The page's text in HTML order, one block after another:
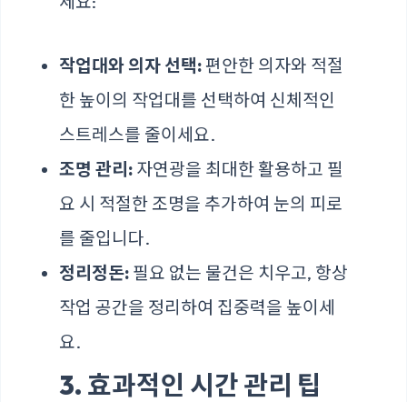
작업대와 의자 선택:편안한 의자와 적절
한 높이의 작업대를 선택하여 신체적인
스트레스를 줄이세요.
조명 관리: 자연광을 최대한 활용하고 필
요 시 적절한 조명을 추가하여 눈의 피로
를 줄입니다.
정리정돈: 필요 없는 물건은 치우고, 항상
작업 공간을 정리하여 집중력을 높이세
요.
3. 효과적인 시간 관리 팁